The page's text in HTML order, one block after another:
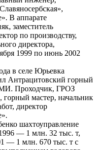
В аппарате
заместитель
по производству,
директора,
1999 по июнь 2002
в селе Юрьевка
Антрацитовский горный
Проходчик, ГРОЗ
мастер, начальник
директор
шахтоуправление
— 1 млн. 32 тыс. т,
— 1 млн. 670 тыс. т с